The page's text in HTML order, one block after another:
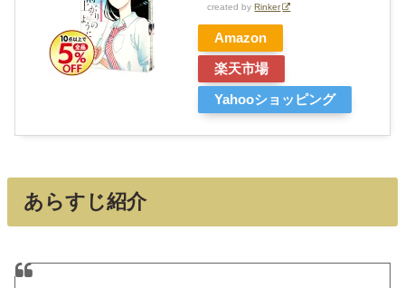
created byRinker
Amazon
楽天市場
Yahooショッピング
あらすじ紹介